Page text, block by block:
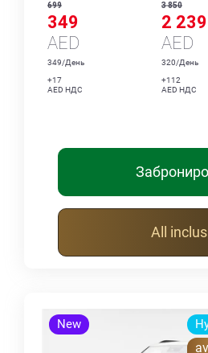
699
349
AED
349/День
+17
AED НДС
3 850
2 239
AED
320/День
+112
AED НДС
All
New